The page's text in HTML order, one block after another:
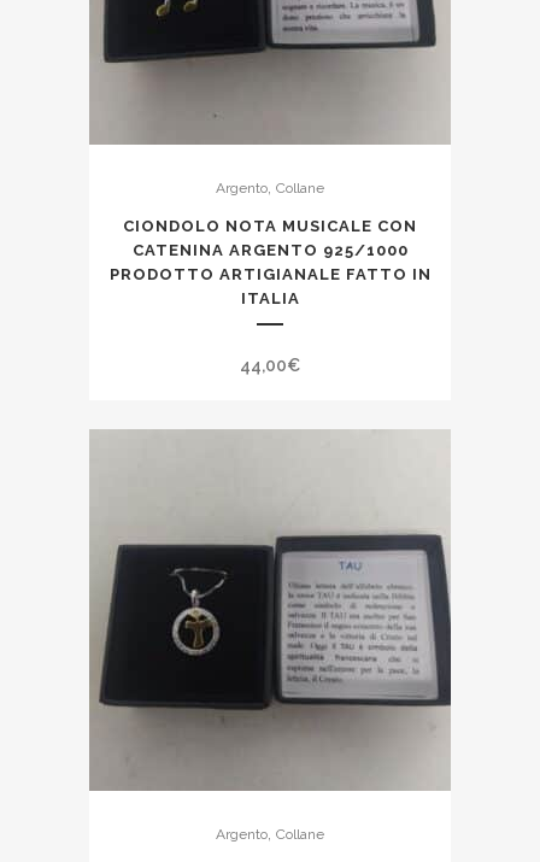
Argento Collane
CIONDOLO NOTA MUSICALE CON
CATENINA ARGENTO 925/1000
PRODOTTO ARTIGIANALE FATTO IN
ITALIA
44,00€
Argento Collane